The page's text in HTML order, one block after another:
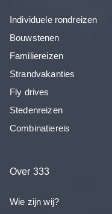
Individuele rondreizen
Bouwstenen
Familiereizen
Strandvakanties
Fly drives
Stedenreizen
Combinatiereis
Over 333
Wie zijn wij?